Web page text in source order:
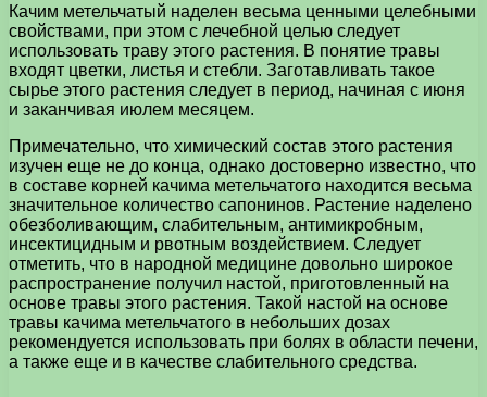
Качим метельчатый наделен весьма ценными целебными
свойствами, при этом с лечебной целью следует
использовать траву этого растения. В понятие травы
входят цветки, листья и стебли. Заготавливать такое
сырье этого растения следует в период, начиная с июня
и заканчивая июлем месяцем.
Примечательно, что химический состав этого растения
изучен еще не до конца, однако достоверно известно, что
в составе корней качима метельчатого находится весьма
значительное количество сапонинов. Растение наделено
обезболивающим, слабительным, антимикробным,
инсектицидным и рвотным воздействием. Следует
отметить, что в народной медицине довольно широкое
распространение получил настой, приготовленный на
основе травы этого растения. Такой настой на основе
травы качима метельчатого в небольших дозах
рекомендуется использовать при болях в области печени,
а также еще и в качестве слабительного средства.